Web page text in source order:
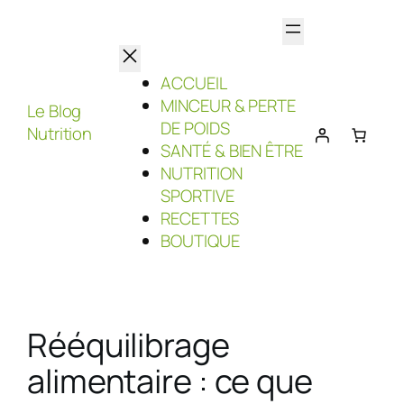
Le Blog
Nutrition
ACCUEIL
MINCEUR & PERTE
DE POIDS
SANTÉ & BIEN ÊTRE
NUTRITION
SPORTIVE
RECETTES
BOUTIQUE
Rééquilibrage
alimentaire : ce que